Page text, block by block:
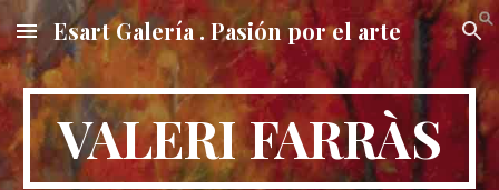
Skip to main content Skip to navigation
Esart Galería . Pasión por el arte
VALERI FARRÀS